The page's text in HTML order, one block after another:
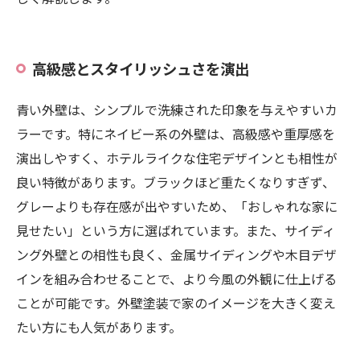
高級感とスタイリッシュさを演出
青い外壁は、シンプルで洗練された印象を与えやすいカ
ラーです。特にネイビー系の外壁は、高級感や重厚感を
演出しやすく、ホテルライクな住宅デザインとも相性が
良い特徴があります。ブラックほど重たくなりすぎず、
グレーよりも存在感が出やすいため、「おしゃれな家に
見せたい」という方に選ばれています。また、サイディ
ング外壁との相性も良く、金属サイディングや木目デザ
インを組み合わせることで、より今風の外観に仕上げる
ことが可能です。外壁塗装で家のイメージを大きく変え
たい方にも人気があります。